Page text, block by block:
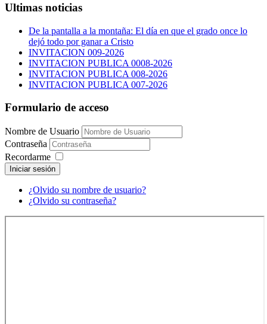
Ultimas noticias
De la pantalla a la montaña: El día en que el grado once lo
dejó todo por ganar a Cristo
INVITACION 009-2026
INVITACION PUBLICA 0008-2026
INVITACION PUBLICA 008-2026
INVITACION PUBLICA 007-2026
Formulario de acceso
Nombre de Usuario
Contraseña
Recordarme
Iniciar sesión
¿Olvido su nombre de usuario?
¿Olvido su contraseña?